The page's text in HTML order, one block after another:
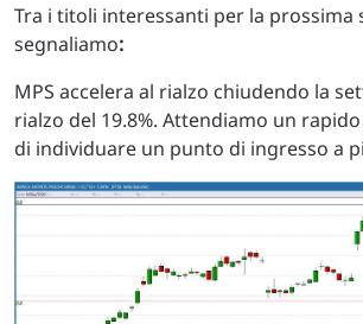
Tra i titoli interessanti per la prossima
segnaliamo:
MPS accelera al rialzo chiudendo la
rialzo del 19.8%. Attendiamo un
di individuare un punto di ingresso a